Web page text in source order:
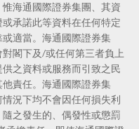
海通國際證券集團、其資
承諾此等資料在任何特定
適當。海通國際證券集
閣下及/或任何第三者負上
之資料或服務而引致之民
責任。海通國際證券集
況下均不會因任何損失利
之發生的、偶發性或懲罰